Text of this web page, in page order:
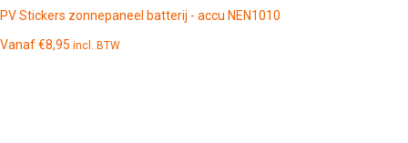
PV Stickers zonnepaneel batterij - accu NEN1010
Vanaf€8,95 incl. BTW